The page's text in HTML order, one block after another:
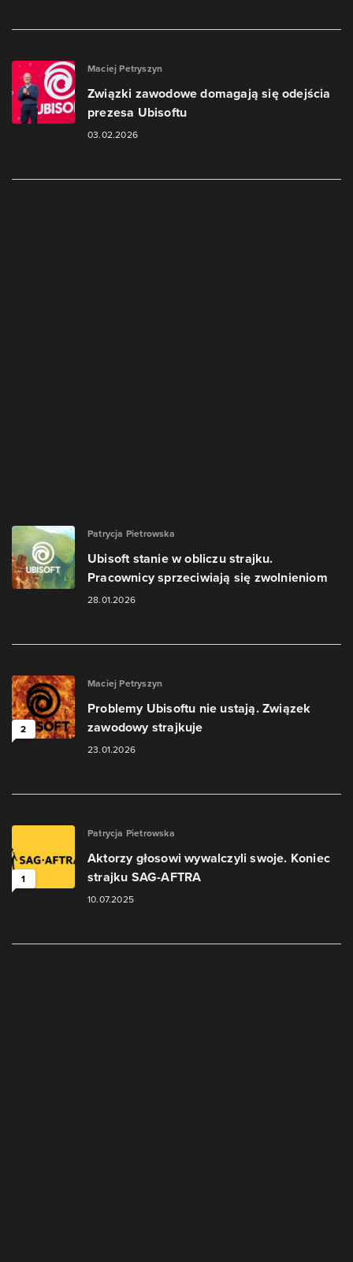
Maciej Petryszyn
Związki zawodowe domagają się odejścia
prezesa Ubisoftu
03.02.2026
Patrycja Pietrowska
Ubisoft stanie w obliczu strajku.
Pracownicy sprzeciwiają się zwolnieniom
28.01.2026
2
Maciej Petryszyn
Problemy Ubisoftu nie ustają. Związek
zawodowy strajkuje
23.01.2026
1
Patrycja Pietrowska
Aktorzy głosowi wywalczyli swoje. Koniec
strajku SAG-AFTRA
10.07.2025